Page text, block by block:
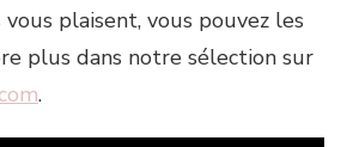
plaisent, vous pouvez les
plus dans notre sélection sur
.